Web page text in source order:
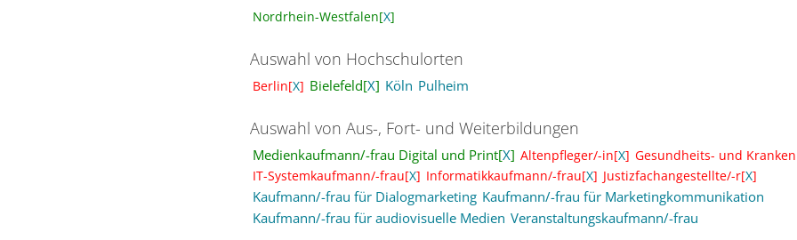
Nordrhein-Westfalen[X]
Auswahl von Hochschulorten
Berlin[X] Bielefeld[X] Köln Pulheim
Auswahl von Aus-, Fort- und Weiterbildungen
Medienkaufmann/-frau Digital und Print[X] Altenpfleger/-in[X] Gesundheits- und
IT-Systemkaufmann/-frau[X] Informatikkaufmann/-frau[X] Justizfachangestellte/-r[X]
Kaufmann/-frau für Dialogmarketing Kaufmann/-frau für Marketingkommunikation
Kaufmann/-frau für audiovisuelle Medien Veranstaltungskaufmann/-frau